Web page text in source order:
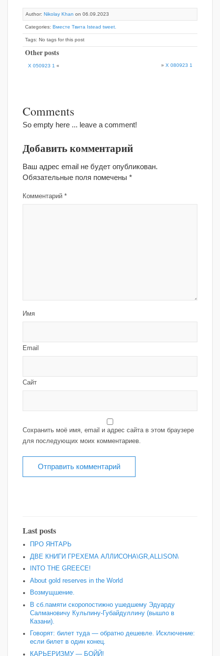
Author: Nikolay Khan on 06.09.2023
Categories: Вместе Твита Istead tweet.
Tags: No tags for this post
Other posts
X 050923 1 « » X 080923 1
Comments
So empty here ... leave a comment!
Добавить комментарий
Ваш адрес email не будет опубликован.
Обязательные поля помечены *
Комментарий *
Имя
Email
Сайт
Сохранить моё имя, email и адрес сайта в этом браузере
для последующих моих комментариев.
Last posts
ПРО ЯНТАРЬ
ДВЕ КНИГИ ГРЕХЕМА АЛЛИСОНА\GR,ALLISON\
INTO THE GREECE!
About gold reserves in the World
Возмущшение.
В сб.памяти скоропостижно ушедшему Эдуарду
Салмановичу Кульпину-Губайдуллину (вышло в
Казани).
Говорят: билет туда — обратно дешевле. Исключение:
если билет в один конец.
КАРЬЕРИЗМУ — БОЙЙ!